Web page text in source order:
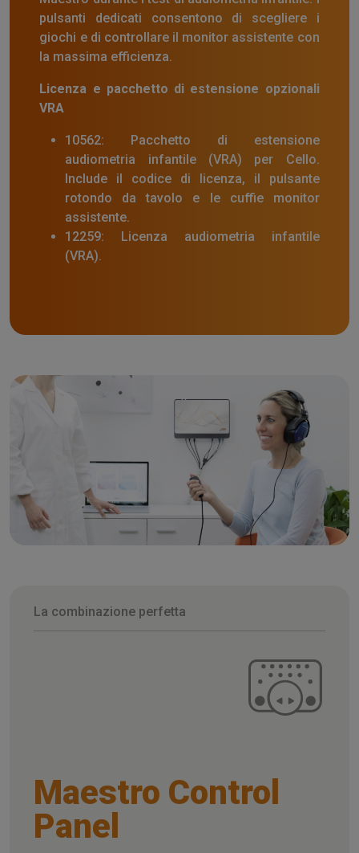
pulsanti dedicati consentono di scegliere i
giochi e di controllare il monitor assistente con
la massima efficienza.
Licenza e pacchetto di estensione opzionali
VRA
10562: Pacchetto di estensione
audiometria infantile (VRA) per Cello.
Include il codice di licenza, il pulsante
rotondo da tavolo e le cuffie monitor
assistente.
12259: Licenza audiometria infantile
(VRA).
La combinazione perfetta
Maestro Control
Panel